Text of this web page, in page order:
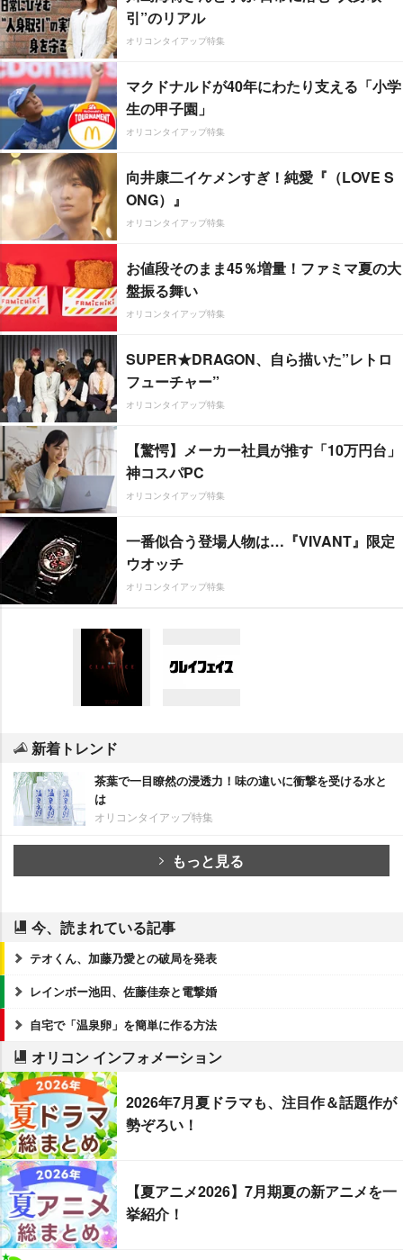
引”のリアル
オリコンタイアップ特集
マクドナルドが40年にわたり支える「小学
生の甲子園」
オリコンタイアップ特集
向井康二イケメンすぎ！純愛『（LOVE S
ONG）』
オリコンタイアップ特集
お値段そのまま45％増量！ファミマ夏の大
盤振る舞い
オリコンタイアップ特集
SUPER★DRAGON、自ら描いた”レトロ
フューチャー”
オリコンタイアップ特集
【驚愕】メーカー社員が推す「10万円台」
神コスパPC
オリコンタイアップ特集
一番似合う登場人物は…『VIVANT』限定
ウオッチ
オリコンタイアップ特集
新着トレンド
茶葉で一目瞭然の浸透力！味の違いに衝撃を受ける水と
は
オリコンタイアップ特集
もっと見る
今、読まれている記事
テオくん、加藤乃愛との破局を発表
レインボー池田、佐藤佳奈と電撃婚
自宅で「温泉卵」を簡単に作る方法
オリコン インフォメーション
2026年7月夏ドラマも、注目作＆話題作が
勢ぞろい！
【夏アニメ2026】7月期夏の新アニメを一
挙紹介！